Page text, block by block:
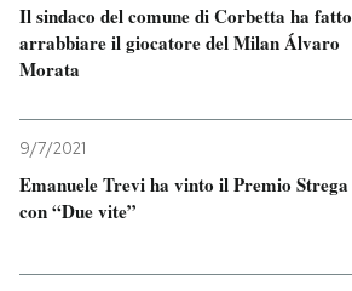
Il sindaco del comune di Corbetta ha fatto
arrabbiare il giocatore del Milan Álvaro
Morata
9/7/2021
Emanuele Trevi ha vinto il Premio Strega
con “Due vite”